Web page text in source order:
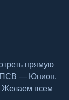
прямую
ПСВ — Юнион.
Желаем всем